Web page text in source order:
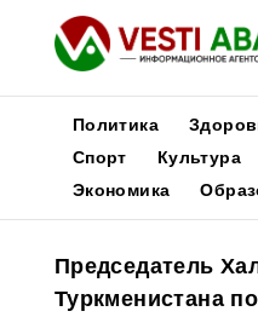
Новости
Медиа
Афиша
Политика
Спорт
Культура
Экономика
Председатель
Туркменистана